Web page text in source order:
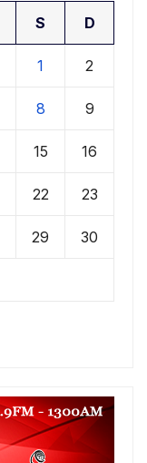
S D
1 2
8 9
15 16
22 23
29 30